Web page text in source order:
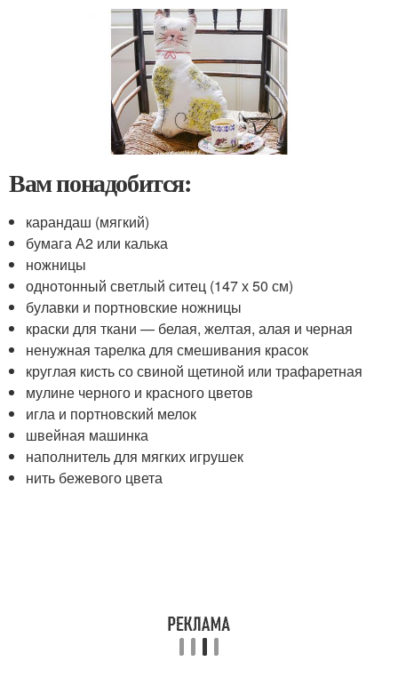
Вам понадобится:
карандаш (мягкий)
бумага А2 или калька
ножницы
однотонный светлый ситец (147 х 50 см)
булавки и портновские ножницы
краски для ткани — белая, желтая, алая и черная
ненужная тарелка для смешивания красок
круглая кисть со свиной щетиной или трафаретная
мулине черного и красного цветов
игла и портновский мелок
швейная машинка
наполнитель для мягких игрушек
нить бежевого цвета